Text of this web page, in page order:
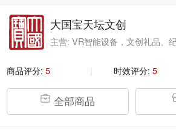
大国宝天坛文创
主营: VR智能设备，文创礼品、
商品评分:5 时效评分: 5
全部商品